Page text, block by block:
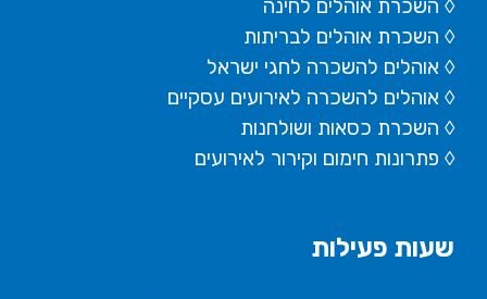
◊ השכרת אוהלים לחינה
◊ השכרת אוהלים לבריתות
◊ אוהלים להשכרה לחגי ישראל
◊ אוהלים להשכרה לאירועים עסקיים
◊ השכרת כסאות ושולחנות
◊ פתרונות חימום וקירור לאירועים
שעות פעילות